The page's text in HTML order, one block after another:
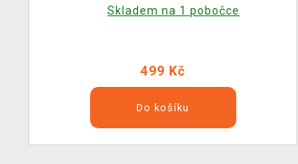
Skladem na 1 pobočce
499 Kč
Do košíku